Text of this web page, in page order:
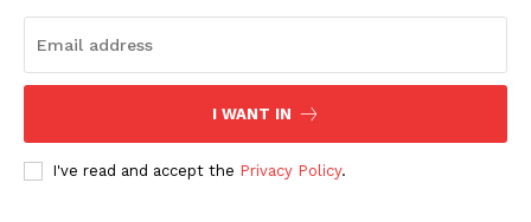
I WANT IN
I've read and accept the Privacy Policy.